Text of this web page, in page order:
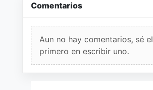
Comentarios
Aun no hay comentarios, sé el
primero en escribir uno.